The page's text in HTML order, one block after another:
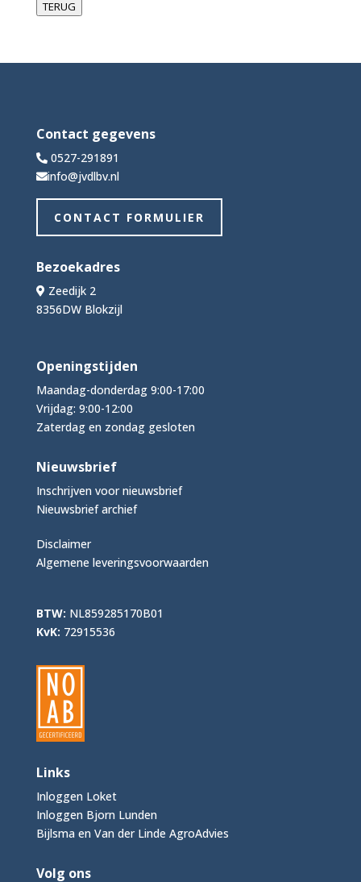
TERUG
Contact gegevens
0527-291891
info@jvdlbv.nl
CONTACT FORMULIER
Bezoekadres
Zeedijk 2
8356DW Blokzijl
Openingstijden
Maandag-donderdag 9:00-17:00
Vrijdag: 9:00-12:00
Zaterdag en zondag gesloten
Nieuwsbrief
Inschrijven voor nieuwsbrief
Nieuwsbrief archief
Disclaimer
Algemene leveringsvoorwaarden
BTW: NL859285170B01
KvK: 72915536
Links
Inloggen Loket
Inloggen Bjorn Lunden
Bijlsma en Van der Linde AgroAdvies
Volg ons